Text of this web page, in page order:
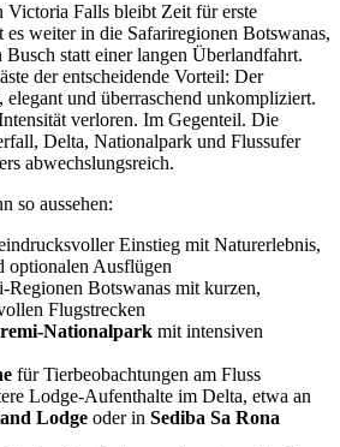
Victoria Falls bleibt Zeit für erste
weiter in die Safariregionen Botswanas,
statt einer langen Überlandfahrt.
der entscheidende Vorteil: Der
und überraschend unkompliziert.
verloren. Im Gegenteil. Die
Delta, Nationalpark und Flussufer
abwechslungsreich.
so aussehen:
Einstieg mit Naturerlebnis,
optionalen Ausflügen
Regionen Botswanas mit kurzen,
Flugstrecken
Nationalpark mit intensiven
für Tierbeobachtungen am Fluss
Lodge-Aufenthalte im Delta, etwa an
Lodge oder in Sediba Sa Rona